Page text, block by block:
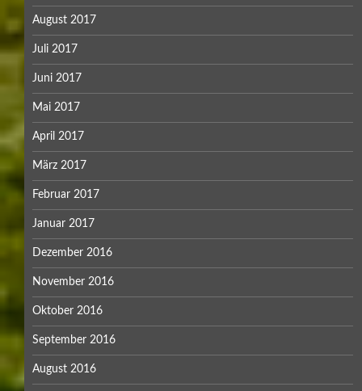
August 2017
Juli 2017
Juni 2017
Mai 2017
April 2017
März 2017
Februar 2017
Januar 2017
Dezember 2016
November 2016
Oktober 2016
September 2016
August 2016